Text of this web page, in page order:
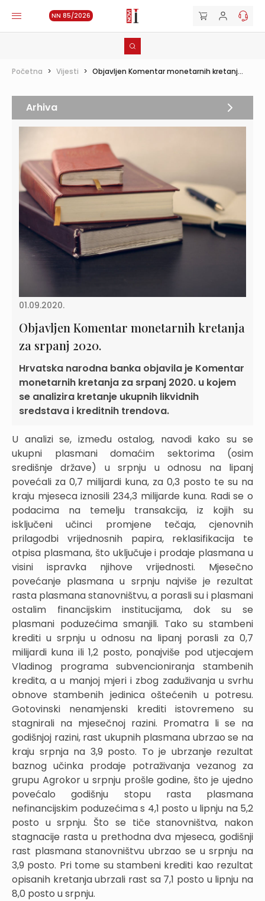
NN 85/2026
Početna > Vijesti > Objavljen Komentar monetarnih kretanj...
01.09.2020.
Objavljen Komentar monetarnih kretanja
za srpanj 2020.
Hrvatska narodna banka objavila je Komentar
monetarnih kretanja za srpanj 2020. u kojem
se analizira kretanje ukupnih likvidnih
sredstava i kreditnih trendova.
U analizi se, između ostalog, navodi kako su se
ukupni plasmani domaćim sektorima (osim
središnje države) u srpnju u odnosu na lipanj
povećali za 0,7 milijardi kuna, za 0,3 posto te su na
kraju mjeseca iznosili 234,3 milijarde kuna. Radi se o
podacima na temelju transakcija, iz kojih su
isključeni učinci promjene tečaja, cjenovnih
prilagodbi vrijednosnih papira, reklasifikacija te
otpisa plasmana, što uključuje i prodaje plasmana u
visini ispravka njihove vrijednosti. Mjesečno
povećanje plasmana u srpnju najviše je rezultat
rasta plasmana stanovništvu, a porasli su i plasmani
ostalim financijskim institucijama, dok su se
plasmani poduzećima smanjili. Tako su stambeni
krediti u srpnju u odnosu na lipanj porasli za 0,7
milijardi kuna ili 1,2 posto, ponajviše pod utjecajem
Vladinog programa subvencioniranja stambenih
kredita, a u manjoj mjeri i zbog zaduživanja u svrhu
obnove stambenih jedinica oštećenih u potresu.
Gotovinski nenamjenski krediti istovremeno su
stagnirali na mjesečnoj razini. Promatra li se na
godišnjoj razini, rast ukupnih plasmana ubrzao se na
kraju srpnja na 3,9 posto. To je ubrzanje rezultat
baznog učinka prodaje potraživanja vezanog za
grupu Agrokor u srpnju prošle godine, što je ujedno
povećalo godišnju stopu rasta plasmana
nefinancijskim poduzećima s 4,1 posto u lipnju na 5,2
posto u srpnju. Što se tiče stanovništva, nakon
stagnacije rasta u prethodna dva mjeseca, godišnji
rast plasmana stanovništvu ubrzao se u srpnju na
3,9 posto. Pri tome su stambeni krediti kao rezultat
opisanih kretanja ubrzali rast sa 7,1 posto u lipnju na
8,0 posto u srpnju.
Arhiva